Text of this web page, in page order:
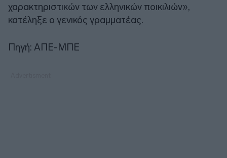
χαρακτηριστικών των ελληνικών ποικιλιών»,
κατέληξε ο γενικός γραμματέας.
Πηγή: ΑΠΕ-ΜΠΕ